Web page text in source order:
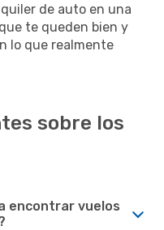
de auto en una
te queden bien y
lo que realmente
sobre los
encontrar vuelos